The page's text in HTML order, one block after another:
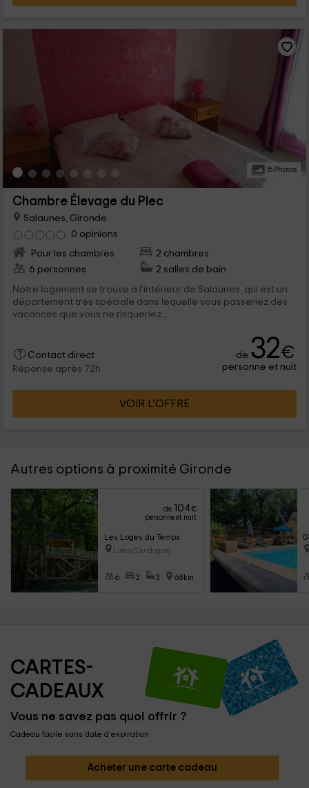
15 Photos
Chambre Élevage du Plec
Salaunes, Gironde
0 opinions
Pour les chambres
2 chambres
6 personnes
2 salles de bain
Notre logement se trouve à l'intérieur de Salaunes, qui est un
département trés spéciale dans lequelle vous passeriez des
vacances que vous ne risqueriez...
Contact direct
Réponse après 72h
de 32€
personne et nuit
VOIR L’OFFRE
Autres options à proximité Gironde
de 104€
personne et nuit
Les Loges du Temps
Lunas (Dordogne)
6 3 3 68km
CARTES-
CADEAUX
Vous ne savez pas quoi offrir ?
Cadeau facile sans date d'expiration
Acheter une carte cadeau